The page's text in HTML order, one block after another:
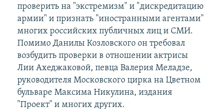
проверить на "экстремизм" и "дискредитацию
армии" и признать "иностранными агентами"
многих российских публичных лиц и СМИ.
Помимо Данилы Козловского он требовал
возбудить проверки в отношении актрисы
Лии Ахеджаковой, певца Валерия Меладзе,
руководителя Московского цирка на Цветном
бульваре Максима Никулина, издания
"Проект" и многих других.